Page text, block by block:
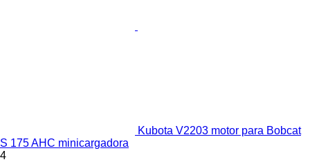
Kubota V2203 motor para Bobcat
S 175 AHC minicargadora
4